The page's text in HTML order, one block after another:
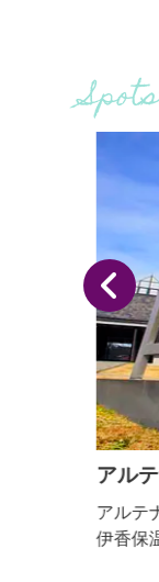
アルテ
アルテ
伊香保